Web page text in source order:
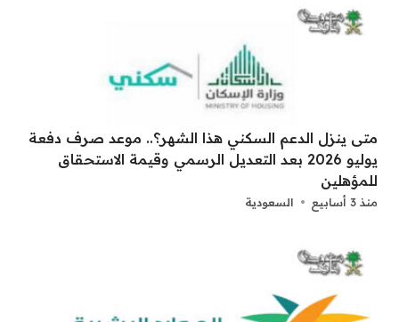
متى ينزل الدعم السكني هذا الشهر؟.. موعد صرف دفعة
يوليو 2026 بعد التعديل الرسمي وقيمة الاستحقاق
للمؤهلين
منذ 3 أسابيع السعودية